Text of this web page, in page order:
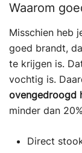
Waarom
Misschien heb
goed brandt,
te krijgen is.
vochtig is.
ovengedroogd
minder dan
Direct